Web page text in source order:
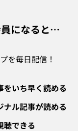
になると…
を毎日配信！
をいち早く読める
ナル記事が読める
聴できる